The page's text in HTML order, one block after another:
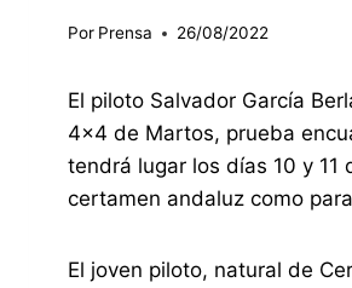
Por Prensa 26/08/2022
El piloto Salvador García
4×4 de Martos, prueba
tendrá lugar los días 10 y
certamen andaluz como
El joven piloto, natural de